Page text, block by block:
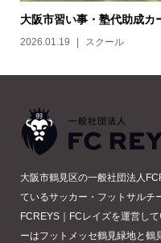
大阪市習い事・塾代助成カ
2026.01.19 スクール
大阪市鶴見区の一般社団法人
ているサッカー・フットサルチ
FCREYS｜FCレイズを運営し
ーはフットメッセ鶴見緑地と鶴